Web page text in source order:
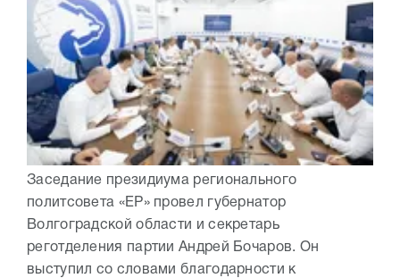
Заседание президиума регионального
политсовета «ЕР» провел губернатор
Волгоградской области и секретарь
реготделения партии Андрей Бочаров. Он
выступил со словами благодарности к